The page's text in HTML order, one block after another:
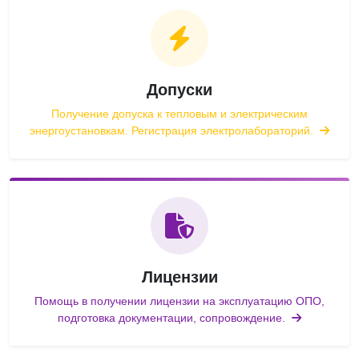
Допуски
Получение допуска к тепловым и электрическим
энергоустановкам. Регистрация электролабораторий.
Лицензии
Помощь в получении лицензии на эксплуатацию ОПО,
подготовка документации, сопровождение.